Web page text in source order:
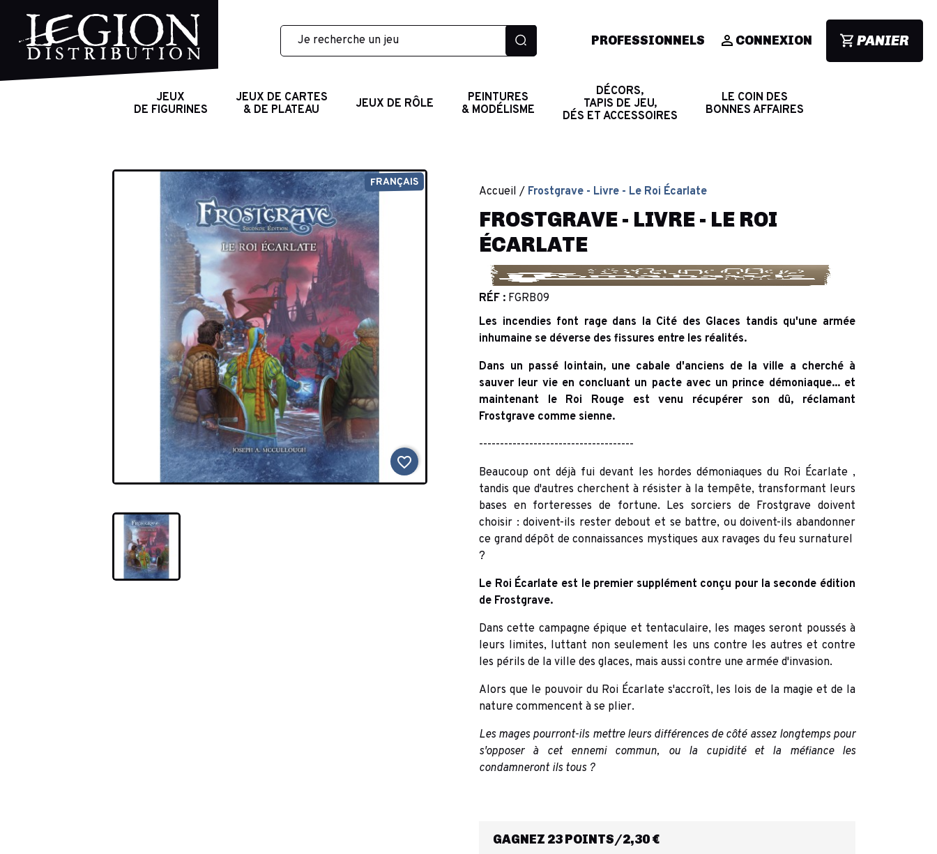
PROFESSIONNELS CONNEXION PANIER
JEUX
DE FIGURINES
JEUX DE CARTES
& DE PLATEAU
JEUX DE RÔLE
PEINTURES
& MODÉLISME
DÉCORS,
TAPIS DE JEU,
DÉS ET ACCESSOIRES
LE COIN DES
BONNES AFFAIRES
FRANÇAIS
favorite_border
Accueil Frostgrave - Livre - Le Roi Écarlate
FROSTGRAVE - LIVRE - LE ROI
ÉCARLATE
RÉF : FGRB09
Les incendies font rage dans la Cité des Glaces tandis qu'une armée
inhumaine se déverse des fissures entre les réalités.
Dans un passé lointain, une cabale d'anciens de la ville a cherché à
sauver leur vie en concluant un pacte avec un prince démoniaque... et
maintenant le Roi Rouge est venu récupérer son dû, réclamant
Frostgrave comme sienne.
-------------------------------------
Beaucoup ont déjà fui devant les hordes démoniaques du Roi Écarlate ,
tandis que d'autres cherchent à résister à la tempête, transformant leurs
bases en forteresses de fortune. Les sorciers de Frostgrave doivent
choisir : doivent-ils rester debout et se battre, ou doivent-ils abandonner
ce grand dépôt de connaissances mystiques aux ravages du feu surnaturel
?
Le Roi Écarlate est le premier supplément conçu pour la seconde édition
de Frostgrave.
Dans cette campagne épique et tentaculaire, les mages seront poussés à
leurs limites, luttant non seulement les uns contre les autres et contre
les périls de la ville des glaces, mais aussi contre une armée d'invasion.
Alors que le pouvoir du Roi Écarlate s'accroît, les lois de la magie et de la
nature commencent à se plier.
Les mages pourront-ils mettre leurs différences de côté assez longtemps pour
s'opposer à cet ennemi commun, ou la cupidité et la méfiance les
condamneront ils tous ?
GAGNEZ 23 POINTS/2,30 €